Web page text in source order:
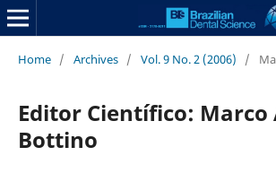
Home / Archives / Vol. 9 No. 2 (2006) /
Editor Científico:
Bottino